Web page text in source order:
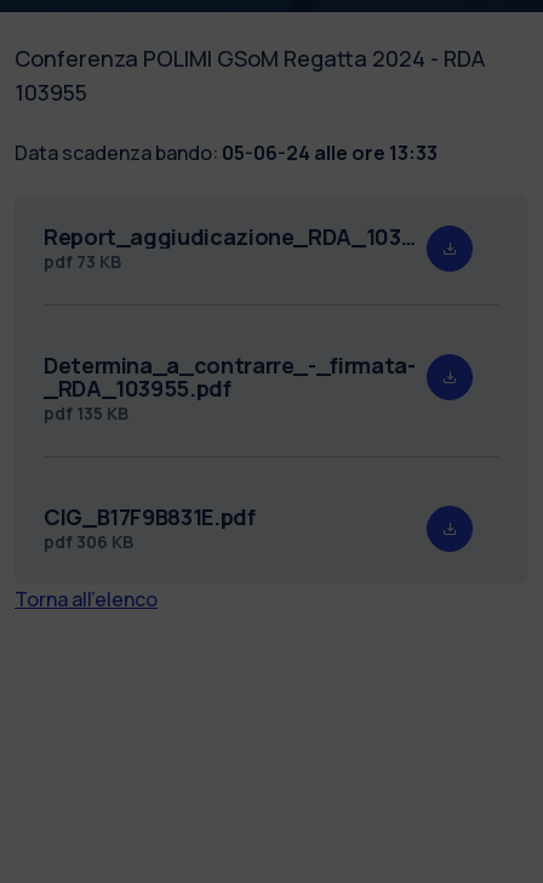
Conferenza POLIMI GSoM Regatta 2024 - RDA
103955
Data scadenza bando: 05-06-24 alle ore 13:33
Report_aggiudicazione_RDA_103955.pdf
pdf 73 KB
Determina_a_contrarre_-_firmata-
_RDA_103955.pdf
pdf 135 KB
CIG_B17F9B831E.pdf
pdf 306 KB
Torna all'elenco